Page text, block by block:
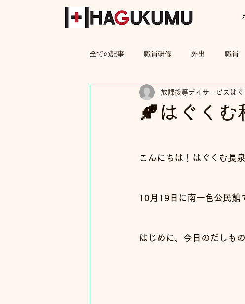
全ての記事 職員研修 外出 職員
保護者
🍂はぐく
放課後等デイサービスはぐ
こんにちは！はぐくむ長
10月19日に南一色公民館
はじめに、今日のだしも